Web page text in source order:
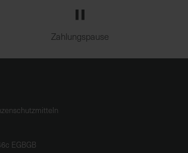
Zahlungspause
EGBGB